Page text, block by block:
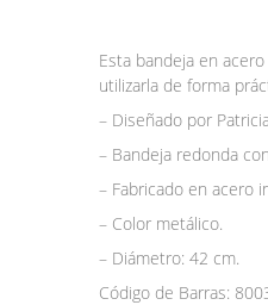
Esta bandeja en
utilizarla de forma
– Diseñado por
– Bandeja redonda
– Fabricado en acero
– Color metálico.
– Diámetro: 42 cm.
Código de Barras: